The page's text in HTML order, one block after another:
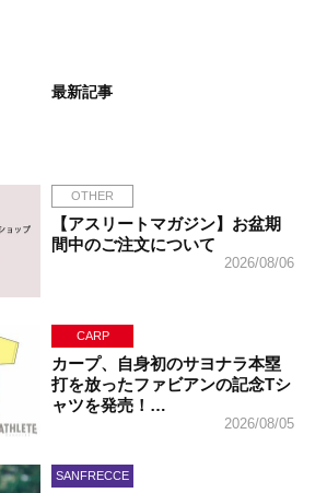
最新記事
OTHER
【アスリートマガジン】お盆期
間中のご注文について
2026/08/06
CARP
カープ、自身初のサヨナラ本塁
打を放ったファビアンの記念Tシ
ャツを発売！…
2026/08/05
SANFRECCE